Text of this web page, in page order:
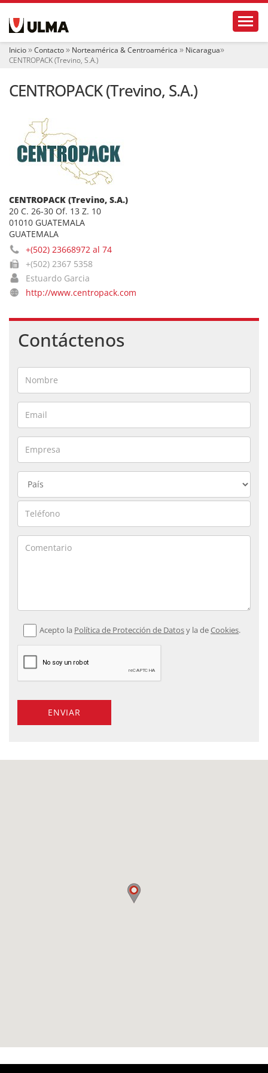
e Inicio Contacto Norteamérica & Centroamérica
Nicaragua
CENTROPACK (Trevino, S.A.)
CENTROPACK (Trevino, S.A.)
CENTROPACK (Trevino, S.A.)
20 C. 26-30 Of. 13 Z. 10
01010 GUATEMALA
GUATEMALA
+(502) 23668972 al 74
+(502) 2367 5358
Estuardo Garcia
http://www.centropack.com
Contáctenos
Acepto la Política de Protección de Datosy la deCookies.
ENVIAR